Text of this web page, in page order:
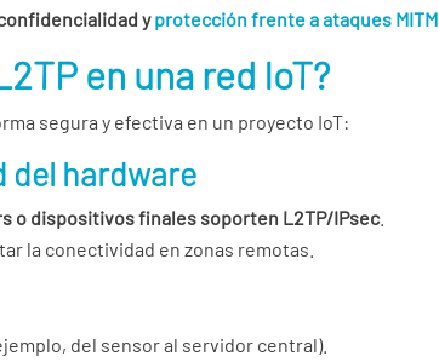
yprotección frente a ataques MITM
en una red IoT?
segura y efectiva en un proyecto IoT:
del hardware
o dispositivos finales soporten L2TP/IPsec
la conectividad en zonas remotas.
del sensor al servidor central).